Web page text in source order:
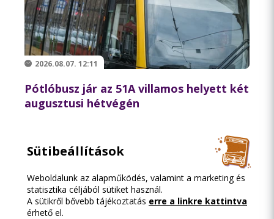
2026.08.07. 12:11
Pótlóbusz jár az 51A villamos helyett két
augusztusi hétvégén
Sütibeállítások
Weboldalunk az alapműködés, valamint a marketing és
statisztika céljából sütiket használ.
A sütikről bővebb tájékoztatás erre a linkre kattintva
érhető el.